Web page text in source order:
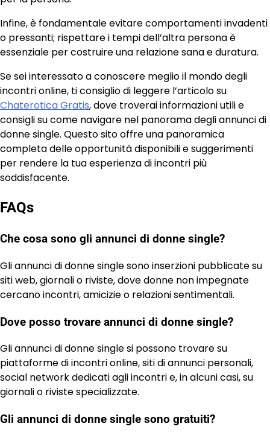
Infine, è fondamentale evitare comportamenti invadenti
o pressanti; rispettare i tempi dell’altra persona è
essenziale per costruire una relazione sana e duratura.
Se sei interessato a conoscere meglio il mondo degli
incontri online, ti consiglio di leggere l’articolo su
Chaterotica Gratis, dove troverai informazioni utili e
consigli su come navigare nel panorama degli annunci di
donne single. Questo sito offre una panoramica
completa delle opportunità disponibili e suggerimenti
per rendere la tua esperienza di incontri più
soddisfacente.
FAQs
Che cosa sono gli annunci di donne single?
Gli annunci di donne single sono inserzioni pubblicate su
siti web, giornali o riviste, dove donne non impegnate
cercano incontri, amicizie o relazioni sentimentali.
Dove posso trovare annunci di donne single?
Gli annunci di donne single si possono trovare su
piattaforme di incontri online, siti di annunci personali,
social network dedicati agli incontri e, in alcuni casi, su
giornali o riviste specializzate.
Gli annunci di donne single sono gratuiti?